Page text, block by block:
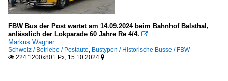
FBW Bus der Post wartet am 14.09.2024 beim Bahnhof Balsthal,
anlässlich der Lokparade 60 Jahre Re 4/4. 
Markus Wagner
Schweiz / Betriebe / Postauto, Bustypen / Historische Busse / FBW
 224 1200x801 Px, 15.10.2024 